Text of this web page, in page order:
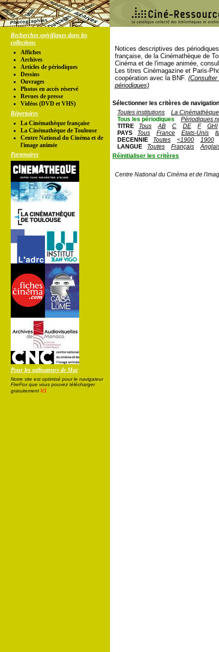
Recherches spécifiques dans les
collections
Affiches
Archives
Articles de périodiques
Dessins
Ouvrages
Photos en accés réservé
Revues de presse
Vidéos (DVD et VHS)
Répertoires
La Cinémathèque française
La Cinémathèque de Toulouse
Centre National du Cinéma et de
l'image animée
Partenaires
Pour les utilisateurs de Mac
Notre site est optimisé pour le navigateur
FireFox que vous pouvez télécharger
gratuitement ici
Notices descriptives des
française, de la Cinémathèque de
Cinéma et de l'image animée,
Les titres Cinémagazine et Paris-
coopération avec la BNF.
périodiques)
Sélectionner les critères de
Toutes institutions
La
Tous les périodiques
Périodiques
TITRE
Tous AB C DE F
GHI
PAYS
Tous France Etats-Unis
DECENNIE
Toutes <1900
1900
LANGUE
Toutes Français
Réinitialiser les critères
Centre National du Cinéma et de